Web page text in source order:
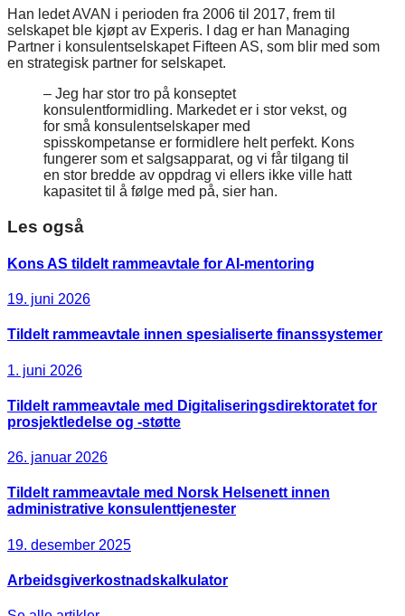
Han ledet AVAN i perioden fra 2006 til 2017, frem til
selskapet ble kjøpt av Experis. I dag er han Managing
Partner i konsulentselskapet Fifteen AS, som blir med som
en strategisk partner for selskapet.
– Jeg har stor tro på konseptet
konsulentformidling. Markedet er i stor vekst, og
for små konsulentselskaper med
spisskompetanse er formidlere helt perfekt. Kons
fungerer som et salgsapparat, og vi får tilgang til
en stor bredde av oppdrag vi ellers ikke ville hatt
kapasitet til å følge med på, sier han.
Les også
Kons AS tildelt rammeavtale for AI-mentoring
19. juni 2026
Tildelt rammeavtale innen spesialiserte finanssystemer
1. juni 2026
Tildelt rammeavtale med Digitaliseringsdirektoratet for
prosjektledelse og -støtte
26. januar 2026
Tildelt rammeavtale med Norsk Helsenett innen
administrative konsulenttjenester
19. desember 2025
Arbeidsgiverkostnadskalkulator